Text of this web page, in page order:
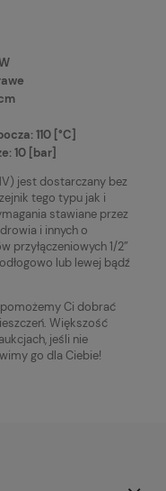
110 [°C]
10 [bar]
jest dostarczany bez
tego typu jak i
stawiane przez
i innych o
przyłączeniowych 1/2”
lub lewej bądź
Ci dobrać
Większość
jeśli nie
go dla Ciebie!